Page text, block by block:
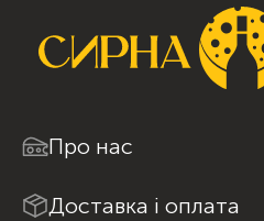
Про нас
Доставка і оплата